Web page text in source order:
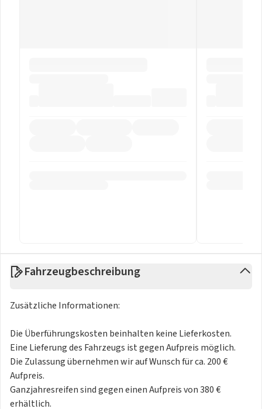
Fahrzeugbeschreibung
Zusätzliche Informationen:
Die Überführungskosten beinhalten keine Lieferkosten.
Eine Lieferung des Fahrzeugs ist gegen Aufpreis möglich.
Die Zulassung übernehmen wir auf Wunsch für ca. 200 €
Aufpreis.
Ganzjahresreifen sind gegen einen Aufpreis von 380 €
erhältlich.